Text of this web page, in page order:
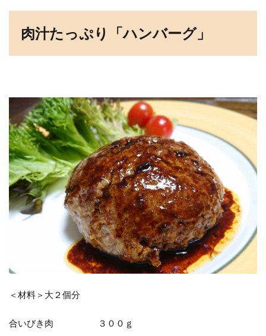
肉汁たっぷり「ハンバーグ」
＜材料＞大２個分
合いびき肉 ３００ｇ